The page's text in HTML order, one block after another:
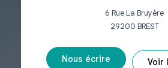
6 Rue La Bruyère
29200 BREST
Nous écrire Voir